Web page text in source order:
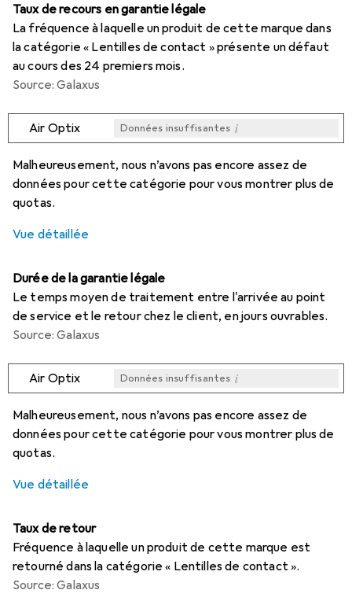
Taux de recours en garantie légale
La fréquence à laquelle un produit de cette marque dans
la catégorie « Lentilles de contact » présente un défaut
au cours des 24 premiers mois.
Source: Galaxus
Air Optix Données insuffisantes i
i
i
i
i
Malheureusement, nous n’avons pas encore assez de
données pour cette catégorie pour vous montrer plus de
quotas.
Vue détaillée
Durée de la garantie légale
Le temps moyen de traitement entre l'arrivée au point
de service et le retour chez le client, en jours ouvrables.
Source: Galaxus
Air Optix Données insuffisantes i
i
i
i
i
Malheureusement, nous n’avons pas encore assez de
données pour cette catégorie pour vous montrer plus de
quotas.
Vue détaillée
Taux de retour
Fréquence à laquelle un produit de cette marque est
retourné dans la catégorie « Lentilles de contact ».
Source: Galaxus